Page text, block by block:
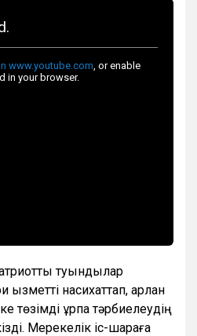
туындылар
насихаттап, арлан
төзімді ұрпақ тәрбиелеудің
Мерекелік іс-шараға